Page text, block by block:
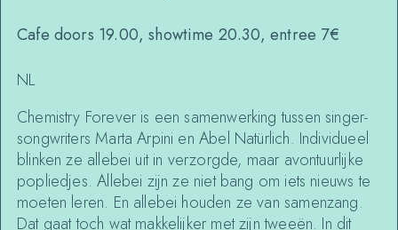
Cafe doors 19.00, showtime 20.30, entree 7€
NL
Chemistry Forever is een samenwerking tussen singer-
songwriters Marta Arpini en Abel Natürlich. Individueel
blinken ze allebei uit in verzorgde, maar avontuurlijke
popliedjes. Allebei zijn ze niet bang om iets nieuws te
moeten leren. En allebei houden ze van samenzang.
Dat gaat toch wat makkelijker met zijn tweeën. In dit